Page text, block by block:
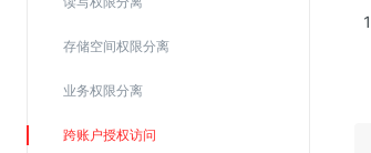
存储空间权限分离
业务权限分离
跨账户授权访问
密钥管理服务
SSL证书管理